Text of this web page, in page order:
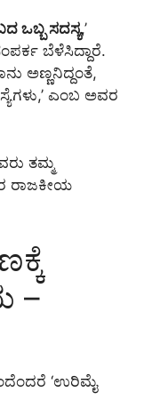
ಒಬ್ಬ ಸದಸ್ಯ,’
ಬೆಳೆಸಿದ್ದಾರೆ.
ಅಣ್ಣನಿದ್ದಂತೆ,
ಎಂಬ ಅವರ
ತಮ್ಮ
ರಾಜಕೀಯ
–
‘ಉರಿಮೈ